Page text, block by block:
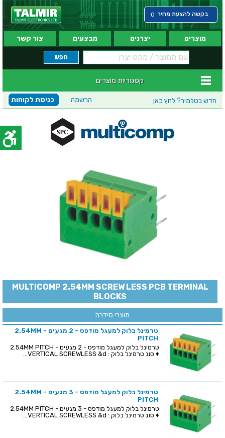
בקשה להצעת מחיר 0
מוצרים יצרנים מבצעים צור קשר
קטגוריות מוצרים
חדש בטלמיר? לחץ כאן כניסת לקוחות הרשמה
MULTICOMP 2.54MM SCREW LESS PCB TERMINAL
BLOCKS
מוצרי סידרה
טרמינל בלוק למעגל מודפס - 2 מגעים - 2.54MM
PITCH
♦ סוג טרמינל בלוק : VERTICAL SCREWLESS &d...
טרמינל בלוק למעגל מודפס - 3 מגעים - 2.54MM
PITCH
♦ סוג טרמינל בלוק : VERTICAL SCREWLESS &d...